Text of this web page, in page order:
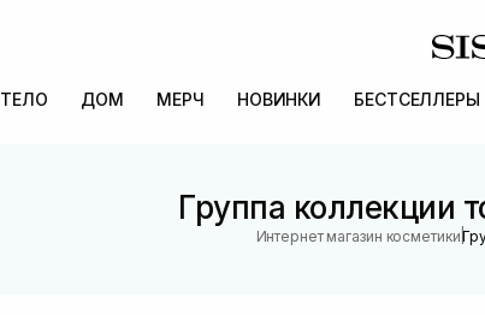
ТЕЛО ДОМ МЕРЧ НОВИНКИ БЕСТСЕЛЛЕРЫ
Группа коллекции
Интернет магазин косметики |